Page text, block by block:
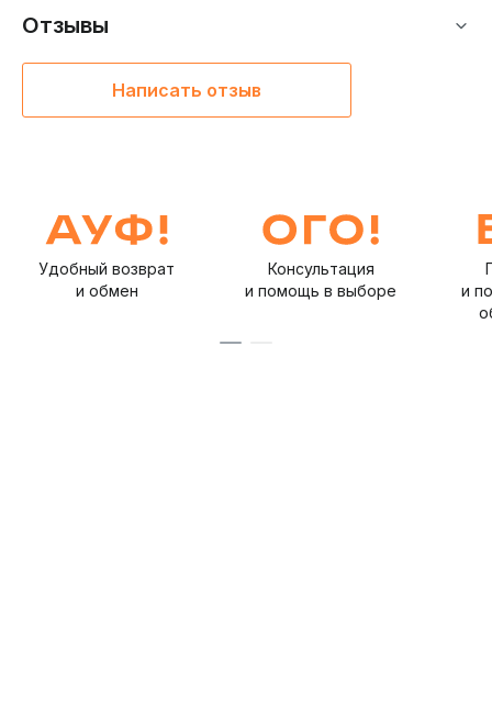
Отзывы
Написать отзыв
Удобный возврат
и обмен
Консультация
и помощь в выборе
и